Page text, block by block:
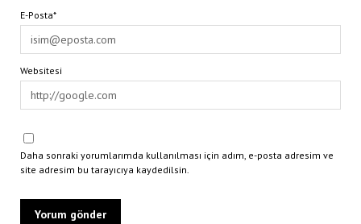
E-Posta*
Websitesi
Daha sonraki yorumlarımda kullanılması için adım, e-posta adresim ve
site adresim bu tarayıcıya kaydedilsin.